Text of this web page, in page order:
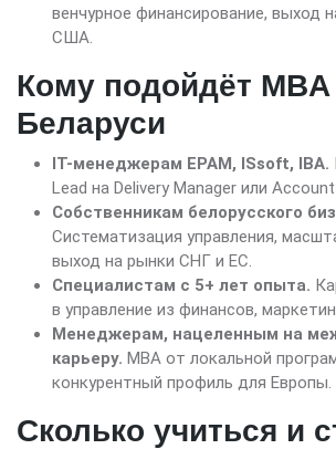
венчурное финансирование, выход
США.
Кому подойдёт MBA
Беларуси
IT-менеджерам EPAM, ISsoft, IBA.
Lead на Delivery Manager или
Собственникам белорусского
Систематизация управления,
выход на рынки СНГ и ЕС.
Специалистам с 5+ лет опыта.
в управление из финансов,
Менеджерам, нацеленным на
карьеру. MBA от локальной
конкурентный профиль для Европы.
Сколько учиться и